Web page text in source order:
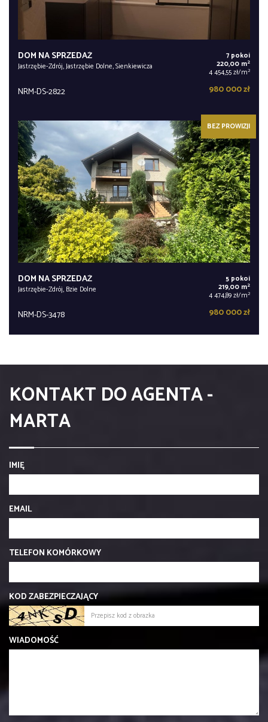
DOM NA SPRZEDAŻ
Jastrzębie-Zdrój, Jastrzębie Dolne, Sienkiewicza
7 pokoi
220,00 m2
4 454,55 zł/m2
NRM-DS-2822 980 000 zł
BEZ PROWIZJI
DOM NA SPRZEDAŻ
Jastrzębie-Zdrój, Bzie Dolne
5 pokoi
219,00 m2
4 474,89 zł/m2
NRM-DS-3478 980 000 zł
KONTAKT DO AGENTA -
MARTA
IMIĘ
EMAIL
TELEFON KOMÓRKOWY
KOD ZABEZPIECZAJĄCY
WIADOMOŚĆ